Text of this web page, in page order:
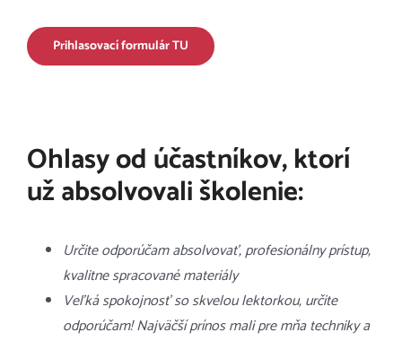
Prihlasovací formulár TU
Ohlasy od účastníkov, ktorí
už absolvovali školenie:
Určite odporúčam absolvovať, profesionálny prístup,
kvalitne spracované materiály
Veľká spokojnosť so skvelou lektorkou, určite
odporúčam! Najväčší prínos mali pre mňa techniky a